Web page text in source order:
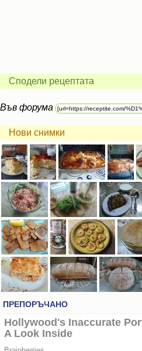
Сподели рецептата
Във форума
Нови снимки